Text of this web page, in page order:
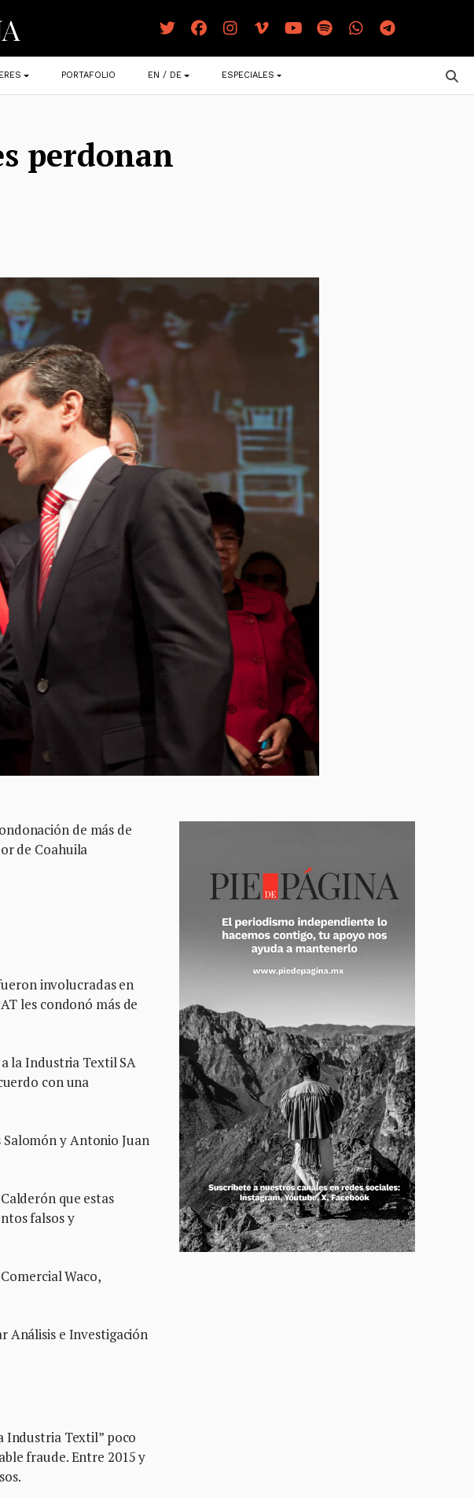
PORTAFOLIO EN / DE ESPECIALES
perdonan
de más de
de Coahuila
involucradas en
les condonó más de
la Industria Textil SA
con una
y Antonio Juan
que estas
falsos y
Waco,
Análisis e Investigación
Industria Textil” poco
fraude. Entre 2015 y